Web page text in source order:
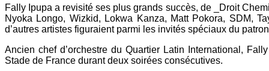
Fally Ipupa a revisité ses plus grands succès, de _Droit
Nyoka Longo, Wizkid, Lokwa Kanza, Matt Pokora, SDM,
d’autres artistes figuraient parmi les invités spéciaux du
Ancien chef d’orchestre du Quartier Latin International,
Stade de France durant deux soirées consécutives.